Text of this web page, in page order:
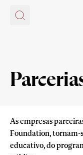
As empresas
Foundation, tornam-
educativo, do